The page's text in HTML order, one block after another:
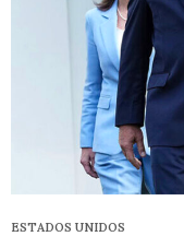
ESTADOS UNIDOS